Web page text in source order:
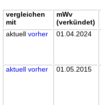
vergleichen
mit
mWv
(verkündet)
aktuellvorher 01.04.2024
aktuell vorher 01.05.2015